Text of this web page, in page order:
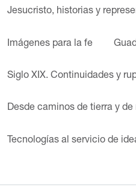
Jesucristo, historias y
Imágenes para la fe
Siglo XIX. Continuidades y
Desde caminos de tierra y de
Tecnologías al servicio de